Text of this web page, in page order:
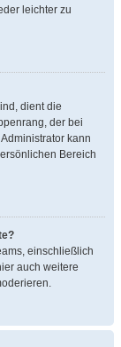
leichter zu
dient die
der bei
kann
Bereich
einschließlich
auch weitere